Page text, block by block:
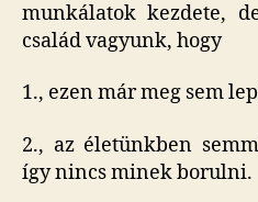
munkálatok kezdete,
család vagyunk, hogy
1., ezen már meg sem
2., az életünkben
így nincs minek borulni.